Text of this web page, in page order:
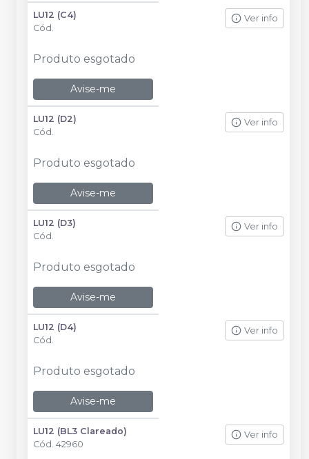
LU12 (C4)
Cód.
Ver info
Produto esgotado
Avise-me
LU12 (D2)
Cód.
Ver info
Produto esgotado
Avise-me
LU12 (D3)
Cód.
Ver info
Produto esgotado
Avise-me
LU12 (D4)
Cód.
Ver info
Produto esgotado
Avise-me
LU12 (BL3 Clareado)
Cód. 42960
Ver info